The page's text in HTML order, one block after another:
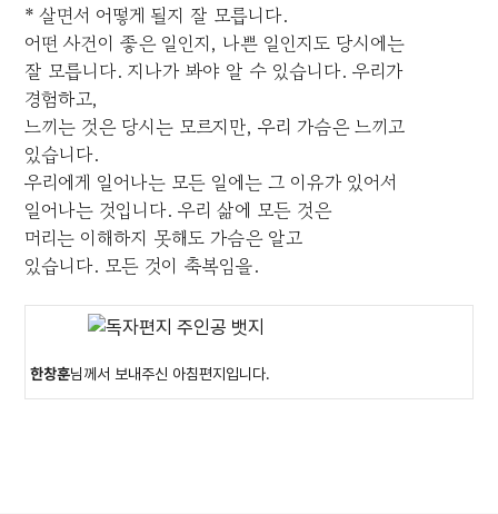
* 살면서 어떻게 될지 잘 모릅니다.
어떤 사건이 좋은 일인지, 나쁜 일인지도 당시에는
잘 모릅니다. 지나가 봐야 알 수 있습니다. 우리가
경험하고,
느끼는 것은 당시는 모르지만, 우리 가슴은 느끼고
있습니다.
우리에게 일어나는 모든 일에는 그 이유가 있어서
일어나는 것입니다. 우리 삶에 모든 것은
머리는 이해하지 못해도 가슴은 알고
있습니다. 모든 것이 축복임을.
한창훈님께서 보내주신 아침편지입니다.